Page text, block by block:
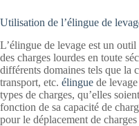
Utilisation de l’élingue de
L’élingue de levage est un
des charges lourdes en toute
différents domaines tels que la
transport, etc. élingue de
types de charges, qu’elles
fonction de sa capacité de
pour le déplacement de